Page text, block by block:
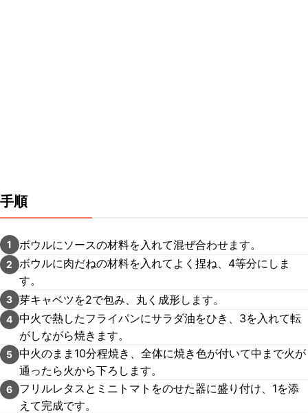
手順
1 ボウルにソースの材料を入れて混ぜ合わせます。
2
ボウルに肉だねの材料を入れてよく捏ね、4等分にしま
す。
3 芽キャベツを2で包み、丸く成形します。
4 中火で熱したフライパンにサラダ油をひき、3を入れて転
がしながら焼きます。
5 中火のまま10分程焼き、全体に焼き色が付いて中まで火が
通ったら火から下ろします。
6
フリルレタスとミニトマトをのせた器に盛り付け、1を添
えて完成です。